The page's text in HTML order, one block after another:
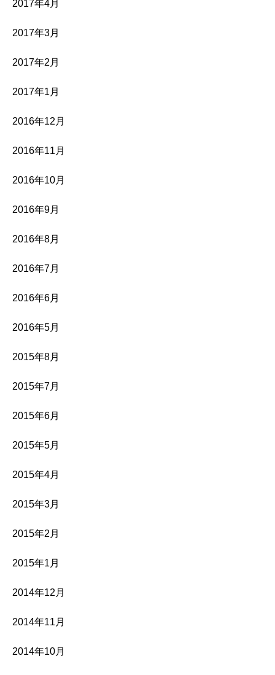
2017年4月
2017年3月
2017年2月
2017年1月
2016年12月
2016年11月
2016年10月
2016年9月
2016年8月
2016年7月
2016年6月
2016年5月
2015年8月
2015年7月
2015年6月
2015年5月
2015年4月
2015年3月
2015年2月
2015年1月
2014年12月
2014年11月
2014年10月